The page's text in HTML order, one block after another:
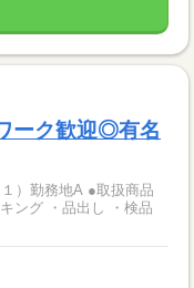
ーク歓迎◎有名